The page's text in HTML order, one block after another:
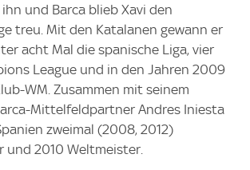
und Barca blieb Xavi den
treu. Mit den Katalanen gewann er
acht Mal die spanische Liga, vier
League und in den Jahren 2009
WM. Zusammen mit seinem
Mittelfeldpartner Andres Iniesta
zweimal (2008, 2012)
und 2010 Weltmeister.